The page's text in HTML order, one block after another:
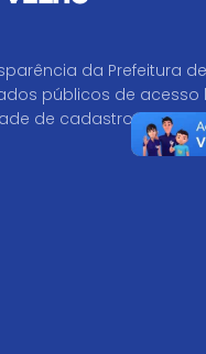
da Prefeitura de
públicos de acesso
de cadastro.